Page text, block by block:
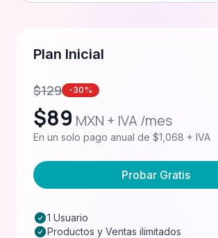
Plan Inicial
$129 -30%
$89 MXN + IVA /mes
En un solo pago anual de $1,068 + IVA
Probar Gratis
1 Usuario
Productos y Ventas ilimitados